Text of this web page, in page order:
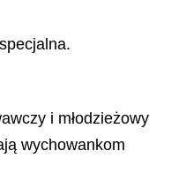
i młodzieżowy
wychowankom